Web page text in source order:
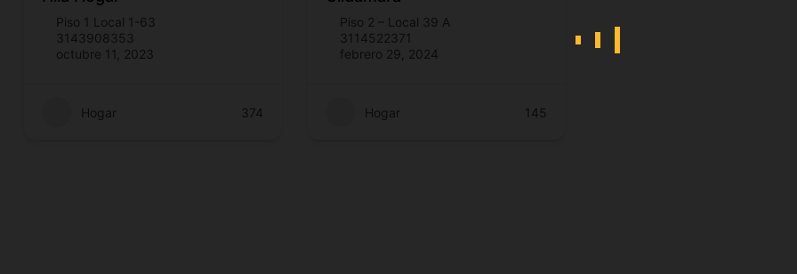
Piso 1 Local 1-63
3143908353
octubre 11, 2023
Hogar 374
Piso 2 – Local 39 A
3114522371
febrero 29, 2024
Hogar 145